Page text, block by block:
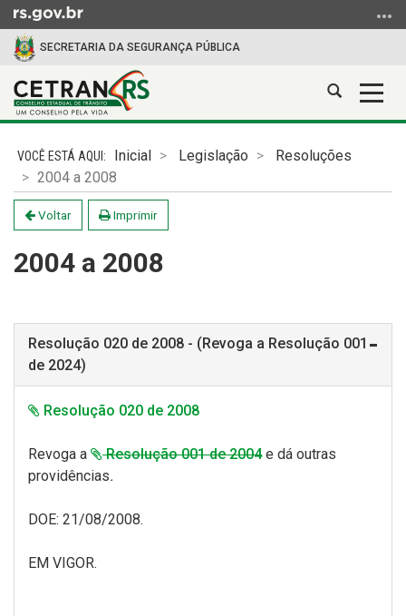
para
para
menu
para
busca
SECRETARIA DA SEGURANÇA PÚBLICA
Abrir
conteúdo
Inicial Legislação
Resoluções
2004 a 2008
Voltar Imprimir
2004 a 2008
Resolução 020 de 2008 - (Revoga a Resolução 001
de 2024)
Resolução 020 de 2008
Revoga a Resolução 001 de 2004e dá outras
providências.
DOE: 21/08/2008.
EM VIGOR.